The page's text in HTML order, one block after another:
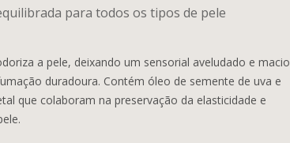
para todos os tipos de pele
a pele, deixando um sensorial aveludado e macio
duradoura. Contém óleo de semente de uva e
que colaboram na preservação da elasticidade e